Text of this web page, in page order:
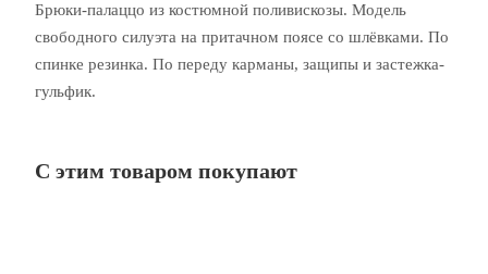
Брюки-палаццо из костюмной поливискозы. Модель
свободного силуэта на притачном поясе со шлёвками. По
спинке резинка. По переду карманы, защипы и застежка-
гульфик.
С этим товаром покупают